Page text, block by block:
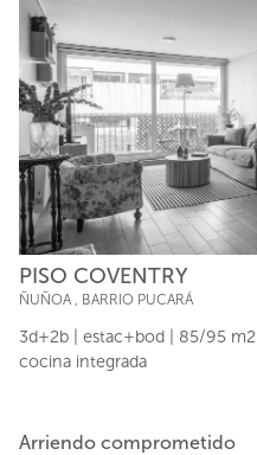
PISO COVENTRY
ÑUÑOA, BARRIO PUCARÁ
3d+2b | estac+bod | 85/95 m2
cocina integrada
Arriendo comprometido